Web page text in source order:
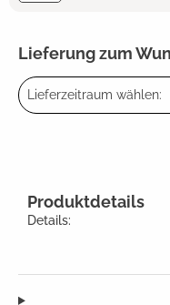
Lieferung zum
Lieferzeitraum wählen:
Produktdetails
Details: